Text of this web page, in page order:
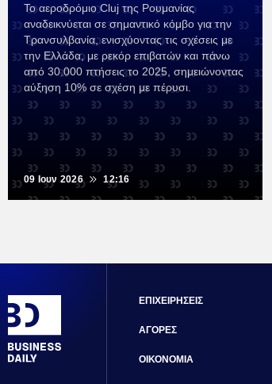
Το αεροδρόμιο Cluj της Ρουμανίας
αναδεικνύεται σε σημαντικό κόμβο για την
Τρανσυλβανία, ενισχύοντας τις σχέσεις με
την Ελλάδα, με ρεκόρ επιβατών και πάνω
από 30.000 πτήσεις το 2025, σημειώνοντας
αύξηση 10% σε σχέση με πέρυσι.
09 Ιουν 2026 12:16
ΕΠΙΧΕΙΡΗΣΕΙΣ
ΑΓΟΡΕΣ
ΟΙΚΟΝΟΜΙΑ